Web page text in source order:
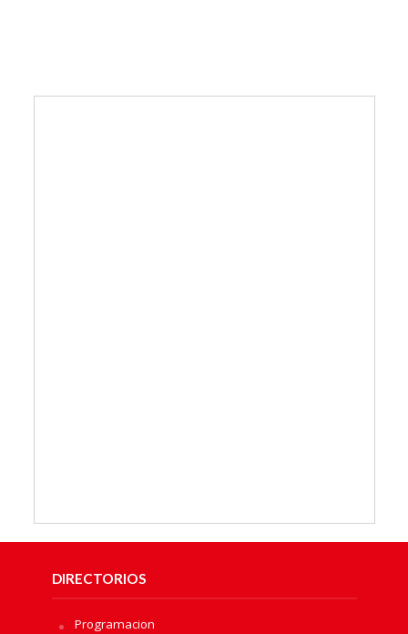
DIRECTORIOS
Programacion